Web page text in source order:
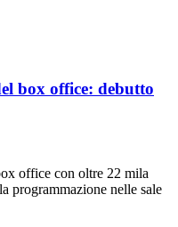
box office: debutto
office con oltre 22 mila
programmazione nelle sale